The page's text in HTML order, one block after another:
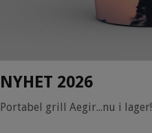
NYHET 2026
Portabel grill Aegir...nu i lager!